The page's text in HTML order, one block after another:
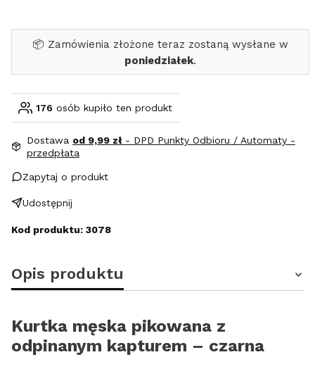
📦 Zamówienia złożone teraz zostaną wysłane w
poniedziałek.
176 osób kupiło ten produkt
Dostawa od 9,99 zł - DPD Punkty Odbioru / Automaty -
przedpłata
Zapytaj o produkt
Udostępnij
Kod produktu: 3078
Opis produktu
Kurtka męska pikowana z
odpinanym kapturem – czarna